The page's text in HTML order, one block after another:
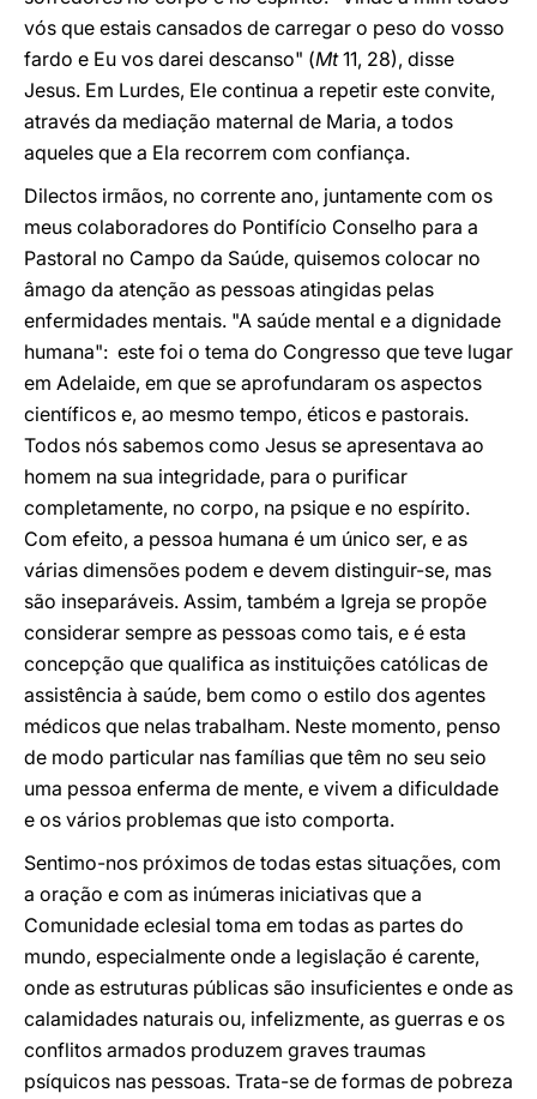
vós que estais cansados de carregar o peso do vosso
fardo e Eu vos darei descanso" (Mt11, 28), disse
Jesus. Em Lurdes, Ele continua a repetir este convite,
através da mediação maternal de Maria, a todos
aqueles que a Ela recorrem com confiança.
Dilectos irmãos, no corrente ano, juntamente com os
meus colaboradores do Pontifício Conselho para a
Pastoral no Campo da Saúde, quisemos colocar no
âmago da atenção as pessoas atingidas pelas
enfermidades mentais. "A saúde mental e a dignidade
humana": este foi o tema do Congresso que teve lugar
em Adelaide, em que se aprofundaram os aspectos
científicos e, ao mesmo tempo, éticos e pastorais.
Todos nós sabemos como Jesus se apresentava ao
homem na sua integridade, para o purificar
completamente, no corpo, na psique e no espírito.
Com efeito, a pessoa humana é um único ser, e as
várias dimensões podem e devem distinguir-se, mas
são inseparáveis. Assim, também a Igreja se propõe
considerar sempre as pessoas como tais, e é esta
concepção que qualifica as instituições católicas de
assistência à saúde, bem como o estilo dos agentes
médicos que nelas trabalham. Neste momento, penso
de modo particular nas famílias que têm no seu seio
uma pessoa enferma de mente, e vivem a dificuldade
e os vários problemas que isto comporta.
Sentimo-nos próximos de todas estas situações, com
a oração e com as inúmeras iniciativas que a
Comunidade eclesial toma em todas as partes do
mundo, especialmente onde a legislação é carente,
onde as estruturas públicas são insuficientes e onde as
calamidades naturais ou, infelizmente, as guerras e os
conflitos armados produzem graves traumas
psíquicos nas pessoas. Trata-se de formas de pobreza